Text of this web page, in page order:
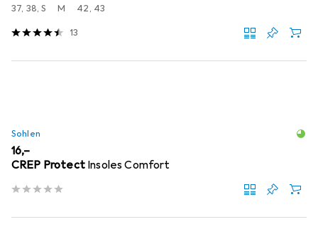
37, 38, S M 42, 43
13
Sohlen
EUR
16,–
CREP Protect Insoles Comfort